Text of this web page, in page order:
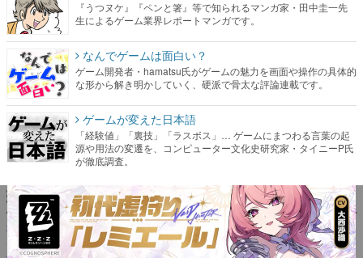
『うつヌケ』『ペンと箸』等で知られるマンガ家・田中圭一先
生によるゲーム業界レポートマンガです。
なんでゲームは面白い？
ゲーム開発者・hamatsu氏がゲームの魅力を画面や操作の具体的
な形から解き明かしていく、硬派で骨太な評論連載です。
ゲームが変えた日本語
「経験値」「裏技」「ラスボス」… ゲームにまつわる言葉の起
源や用法の変遷を、コンピューター文化史研究家・タイニーP氏
が徹底調査。
カテゴリ
特集記事